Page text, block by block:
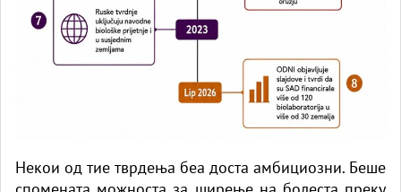
Некои од тие тврдења беа доста амбициозни. Беше